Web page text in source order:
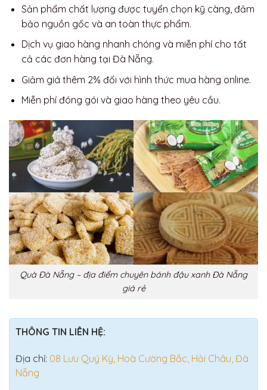
Sản phẩm chất lượng được tuyển chọn kỹ càng, đảm
bảo nguồn gốc và an toàn thực phẩm.
Dịch vụ giao hàng nhanh chóng và miễn phí cho tất
cả các đơn hàng tại Đà Nẵng.
Giảm giá thêm 2% đối với hình thức mua hàng online.
Miễn phí đóng gói và giao hàng theo yêu cầu.
Quà Đà Nẵng – địa điểm chuyên bánh đậu xanh Đà Nẵng
giá rẻ
THÔNG TIN LIÊN HỆ:
Địa chỉ: 08 Lưu Quý Kỳ, Hoà Cường Bắc, Hải Châu, Đà
Nẵng